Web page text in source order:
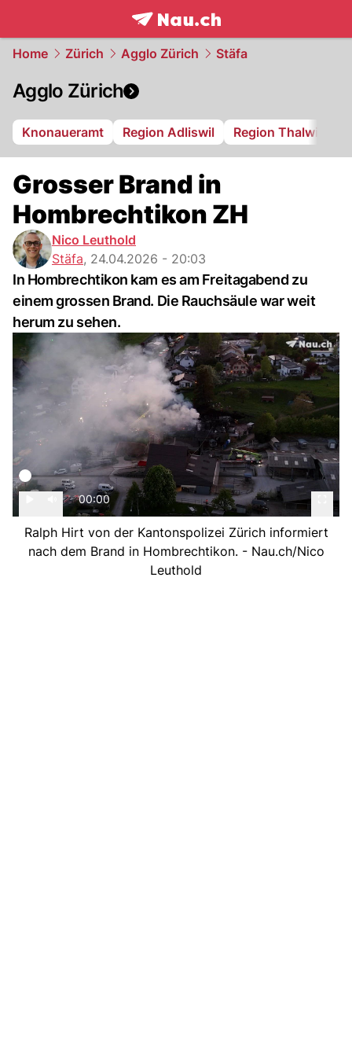
frontpage.NAU.ch
Home Zürich Agglo Zürich Stäfa
Agglo Zürich
Knonaueramt Region Adliswil Region Thalwil
Grosser Brand in
Hombrechtikon ZH
Nico Leuthold
Stäfa, 24.04.2026 - 20:03
In Hombrechtikon kam es am Freitagabend zu
einem grossen Brand. Die Rauchsäule war weit
herum zu sehen.
00:00
Ralph Hirt von der Kantonspolizei Zürich informiert
nach dem Brand in Hombrechtikon. - Nau.ch/Nico
Leuthold